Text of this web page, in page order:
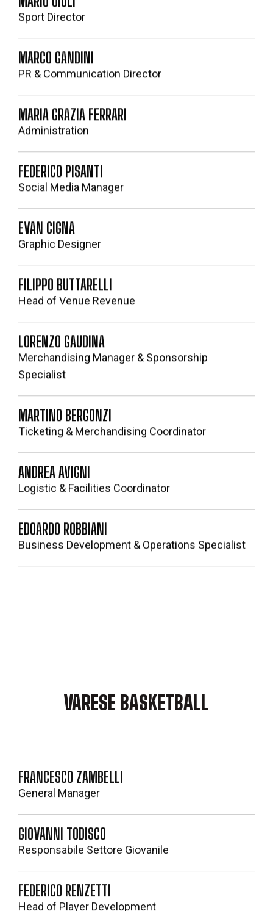
Sport Director
MARCO GANDINI
PR & Communication Director
MARIA GRAZIA FERRARI
Administration
FEDERICO PISANTI
Social Media Manager
EVAN CIGNA
Graphic Designer
FILIPPO BUTTARELLI
Head of Venue Revenue
LORENZO GAUDINA
Merchandising Manager & Sponsorship
Specialist
MARTINO BERGONZI
Ticketing & Merchandising Coordinator
ANDREA AVIGNI
Logistic & Facilities Coordinator
EDOARDO ROBBIANI
Business Development & Operations Specialist
VARESE BASKETBALL
FRANCESCO ZAMBELLI
General Manager
GIOVANNI TODISCO
Responsabile Settore Giovanile
FEDERICO RENZETTI
Head of Player Development